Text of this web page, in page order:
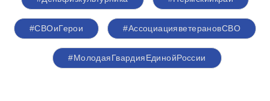
#СВОиГерои #АссоциацияветерановСВО
#МолодаяГвардияЕдинойРоссии